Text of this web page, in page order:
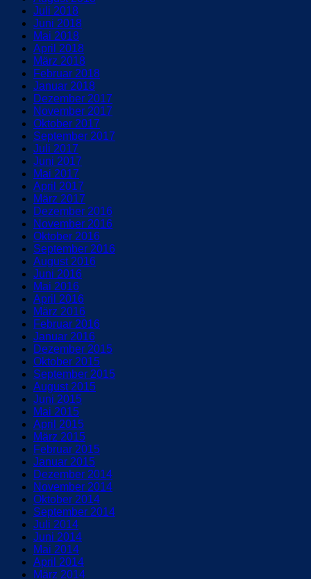
Juli 2018
Juni 2018
Mai 2018
April 2018
März 2018
Februar 2018
Januar 2018
Dezember 2017
November 2017
Oktober 2017
September 2017
Juli 2017
Juni 2017
Mai 2017
April 2017
März 2017
Dezember 2016
November 2016
Oktober 2016
September 2016
August 2016
Juni 2016
Mai 2016
April 2016
März 2016
Februar 2016
Januar 2016
Dezember 2015
Oktober 2015
September 2015
August 2015
Juni 2015
Mai 2015
April 2015
März 2015
Februar 2015
Januar 2015
Dezember 2014
November 2014
Oktober 2014
September 2014
Juli 2014
Juni 2014
Mai 2014
April 2014
März 2014